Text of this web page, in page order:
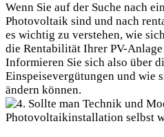
Wenn Sie auf der Suche nach
Photovoltaik sind und nach
es wichtig zu verstehen, wie
die Rentabilität Ihrer PV-
Informieren Sie sich also über
Einspeisevergütungen und wie
ändern können.